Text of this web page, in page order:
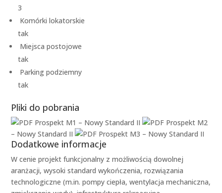
3
Komórki lokatorskie
tak
Miejsca postojowe
tak
Parking podziemny
tak
Pliki do pobrania
Prospekt M1 – Nowy Standard II
Prospekt M2
– Nowy Standard II
Prospekt M3 – Nowy Standard II
Dodatkowe informacje
W cenie projekt funkcjonalny z możliwością dowolnej
aranżacji, wysoki standard wykończenia, rozwiązania
technologiczne (m.in. pompy ciepła, wentylacja mechaniczna,